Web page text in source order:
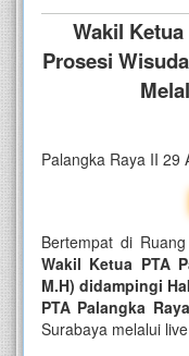
Wakil
Prosesi
Palangka Raya II 29
Bertempat di
Wakil Ketua PTA
M.H) didampingi
PTA Palangka Raya
Surabaya melalui